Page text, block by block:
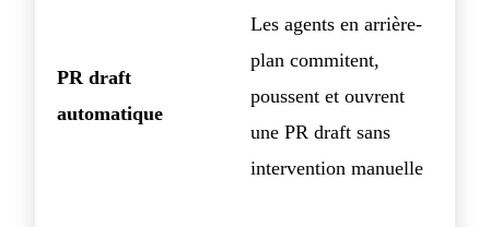
PR draft
automatique
Les agents en arrière-
plan commitent,
poussent et ouvrent
une PR draft sans
intervention manuelle